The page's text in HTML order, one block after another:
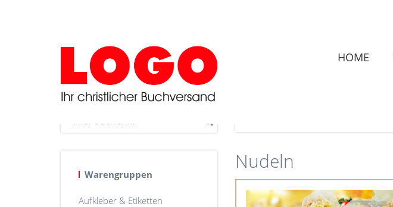
HOME
Warengruppen
Aufkleber & Etiketten
Nudeln